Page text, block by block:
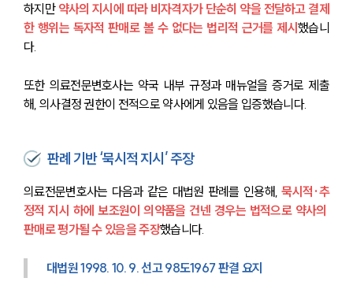
하지만 약사의 지시에 따라 비자격자가 단순히 약을 전달하고 결제
한 행위는 독자적 판매로 볼 수 없다는 법리적 근거를 제시했습니
다.
또한 의료전문변호사는 약국 내부 규정과 매뉴얼을 증거로 제출
해, 의사결정 권한이 전적으로 약사에게 있음을 입증했습니다.
판례 기반 ‘묵시적 지시’ 주장
의료전문변호사는 다음과 같은 대법원 판례를 인용해, 묵시적·추
정적 지시 하에 보조원이 의약품을 건넨 경우는 법적으로 약사의
판매로 평가될 수 있음을 주장했습니다.
대법원 1998. 10. 9. 선고 98도1967 판결 요지